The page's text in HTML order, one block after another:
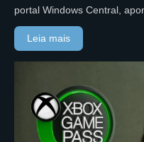
portal Windows Central,
Leia mais